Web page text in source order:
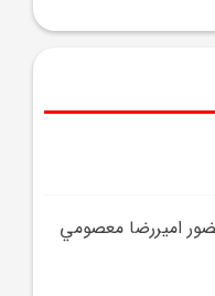
اميررضا معصومي